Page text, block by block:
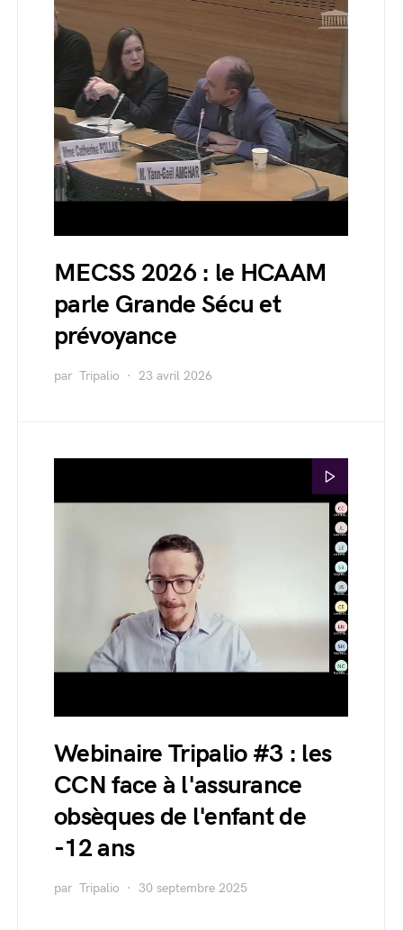
MECSS 2026 : le HCAAM
parle Grande Sécu et
prévoyance
par Tripalio 23 avril 2026
Webinaire Tripalio #3 : les
CCN face à l'assurance
obsèques de l'enfant de
-12 ans
par Tripalio 30 septembre 2025